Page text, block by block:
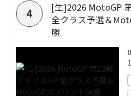
4
[生]2026 MotoGP
全クラス予選＆
勝